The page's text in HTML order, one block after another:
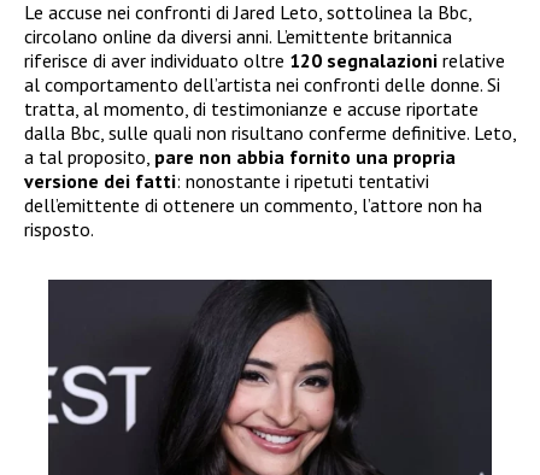
Le accuse nei confronti di Jared Leto, sottolinea la Bbc,
circolano online da diversi anni. L’emittente britannica
riferisce di aver individuato oltre 120 segnalazioni relative
al comportamento dell’artista nei confronti delle donne. Si
tratta, al momento, di testimonianze e accuse riportate
dalla Bbc, sulle quali non risultano conferme definitive. Leto,
a tal proposito, pare non abbia fornito una propria
versione dei fatti: nonostante i ripetuti tentativi
dell’emittente di ottenere un commento, l’attore non ha
risposto.